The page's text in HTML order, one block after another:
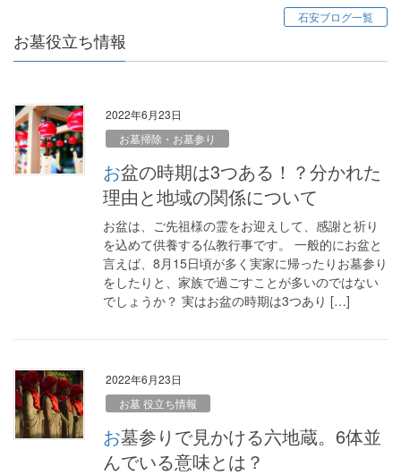
石安ブログ一覧
お墓役立ち情報
2022年6月23日
お墓掃除・お墓参り
お盆の時期は3つある！？分かれた
理由と地域の関係について
お盆は、ご先祖様の霊をお迎えして、感謝と祈り
を込めて供養する仏教行事です。 一般的にお盆と
言えば、8月15日頃が多く実家に帰ったりお墓参り
をしたりと、家族で過ごすことが多いのではない
でしょうか？ 実はお盆の時期は3つあり […]
2022年6月23日
お墓 役立ち情報
お墓参りで見かける六地蔵。6体並
んでいる意味とは？